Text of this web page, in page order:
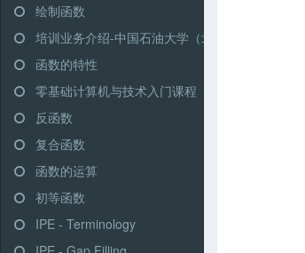
绘制函数
培训业务介绍-中国石油大学（北京）继续教育学院
函数的特性
零基础计算机与技术入门课程
反函数
复合函数
函数的运算
初等函数
IPE - Terminology